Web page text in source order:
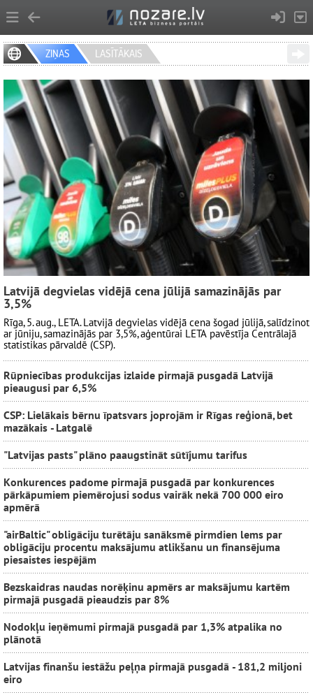
ZIŅAS LASĪTĀKAIS
Latvijā degvielas vidējā cena jūlijā samazinājās par
3,5%
Rīga, 5. aug., LETA. Latvijā degvielas vidējā cena šogad jūlijā, salīdzinot
ar jūniju, samazinājās par 3,5%, aģentūrai LETA pavēstīja Centrālajā
statistikas pārvaldē (CSP).
Rūpniecības produkcijas izlaide pirmajā pusgadā Latvijā
pieaugusi par 6,5%
CSP: Lielākais bērnu īpatsvars joprojām ir Rīgas reģionā, bet
mazākais - Latgalē
"Latvijas pasts" plāno paaugstināt sūtījumu tarifus
Konkurences padome pirmajā pusgadā par konkurences
pārkāpumiem piemērojusi sodus vairāk nekā 700 000 eiro
apmērā
"airBaltic" obligāciju turētāju sanāksmē pirmdien lems par
obligāciju procentu maksājumu atlikšanu un finansējuma
piesaistes iespējām
Bezskaidras naudas norēķinu apmērs ar maksājumu kartēm
pirmajā pusgadā pieaudzis par 8%
Nodokļu ieņēmumi pirmajā pusgadā par 1,3% atpalika no
plānotā
Latvijas finanšu iestāžu peļņa pirmajā pusgadā - 181,2 miljoni
eiro